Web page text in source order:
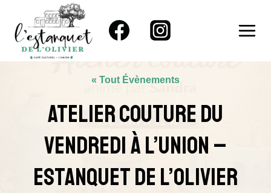
contenu
« Tout Évènements
Atelier Couture Du
Vendredi À L’Union –
Estanquet De L’Olivier